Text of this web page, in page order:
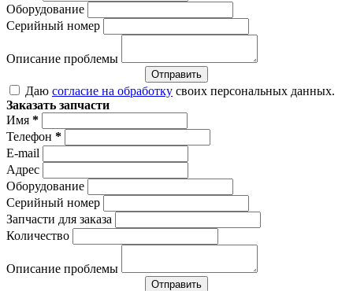
Оборудование
Серийный номер
Описание проблемы
Отправить
Даю согласие на обработку своих персональных данных.
Заказать запчасти
Имя *
Телефон *
E-mail
Адрес
Оборудование
Серийный номер
Запчасти для заказа
Количество
Описание проблемы
Отправить